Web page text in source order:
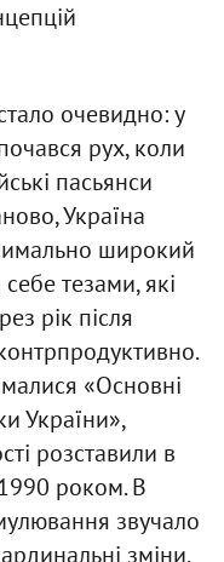
очевидно: у
рух, коли
пасьянси
Україна
широкий
тезами, які
рік після
«Основні
України»,
розставили в
роком. В
звучало
зміни,